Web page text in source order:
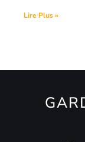
Lire Plus »